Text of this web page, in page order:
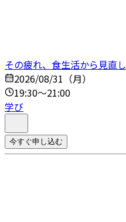
その疲れ、食生活から見直
2026/08/31（月）
19:30～21:00
学び
今すぐ申し込む